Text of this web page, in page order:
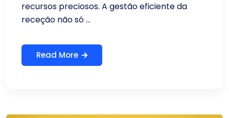
recursos preciosos. A gestão eficiente da
receção não só ...
Read More